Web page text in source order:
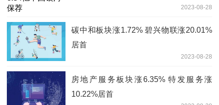
2023-08-28
碳中和板块涨1.72% 碧兴物联涨20.01%
居首
2023-08-28
房地产服务板块涨6.35% 特发服务涨
10.22%居首